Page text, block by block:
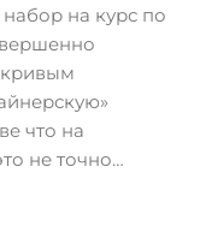
на курс по
что на
не точно…